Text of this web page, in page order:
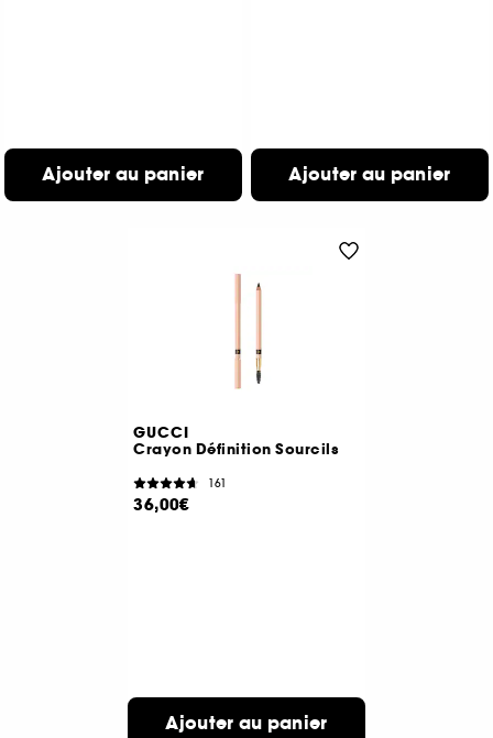
Ajouter au panier Ajouter au panier
GUCCI
Crayon Définition Sourcils
161
36,00€
Ajouter au panier